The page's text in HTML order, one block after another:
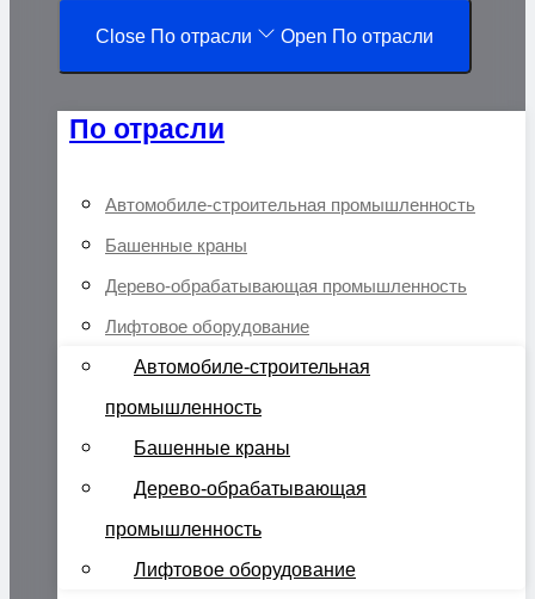
Close По отрасли Open По отрасли
По отрасли
Автомобиле-строительная промышленность
Башенные краны
Дерево-обрабатывающая промышленность
Лифтовое оборудование
Автомобиле-строительная
промышленность
Башенные краны
Дерево-обрабатывающая
промышленность
Лифтовое оборудование